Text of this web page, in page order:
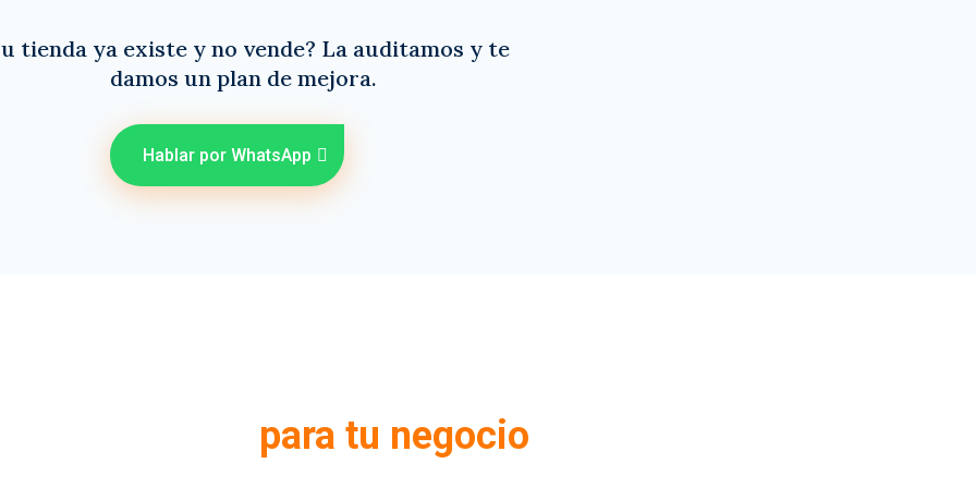
tienda ya existe y no vende? La auditamos y te
damos un plan de mejora.
Hablar por WhatsApp
para tu negocio